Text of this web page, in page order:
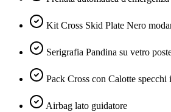
Kit Cross Skid Plate Nero
Serigrafia Pandina su vetro
Pack Cross con Calotte specchi
Airbag lato guidatore